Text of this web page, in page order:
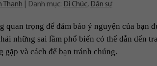
Thanh Danh mục: Di Chúc, Dân sự
quan trọng để đảm bảo ý nguyện của bạn
những sai lầm phổ biến có thể dẫn đến
và cách để bạn tránh chúng.